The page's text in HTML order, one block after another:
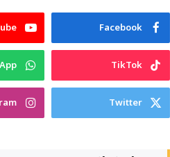
Facebook
TikTok
Twitter